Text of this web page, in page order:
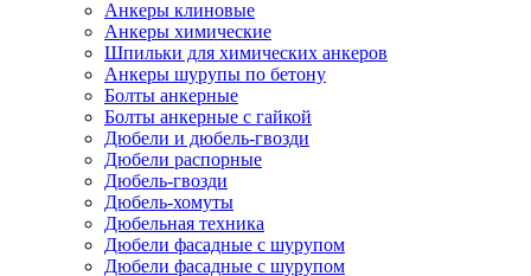
Анкеры клиновые
Анкеры химические
Шпильки для химических анкеров
Анкеры шурупы по бетону
Болты анкерные
Болты анкерные с гайкой
Дюбели и дюбель-гвозди
Дюбели распорные
Дюбель-гвозди
Дюбель-хомуты
Дюбельная техника
Дюбели фасадные с шурупом
Дюбели фасадные с шурупом